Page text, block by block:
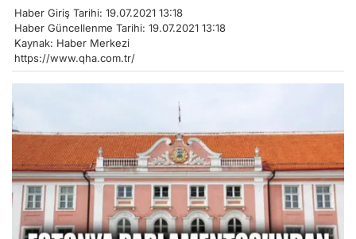
Haber Giriş Tarihi: 19.07.2021 13:18
Haber Güncellenme Tarihi: 19.07.2021 13:18
Kaynak: Haber Merkezi
https://www.qha.com.tr/